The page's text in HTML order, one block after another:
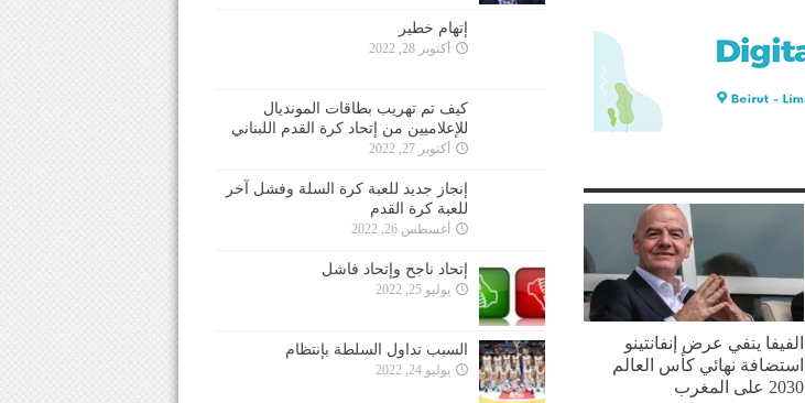
الفيفا ينفي عرض إنفانتينو
استضافة نهائي كأس العالم
2030 على المغرب
إتهام خطير
أكتوبر 28, 2022
كيف تم تهريب بطاقات المونديال
للإعلاميين من إتحاد كرة القدم اللبناني
أكتوبر 27, 2022
إنجاز جديد للعبة كرة السلة وفشل آخر
للعبة كرة القدم
أغسطس 26, 2022
إتحاد ناجح وإتحاد فاشل
يوليو 25, 2022
السبب تداول السلطة بإنتظام
يوليو 24, 2022